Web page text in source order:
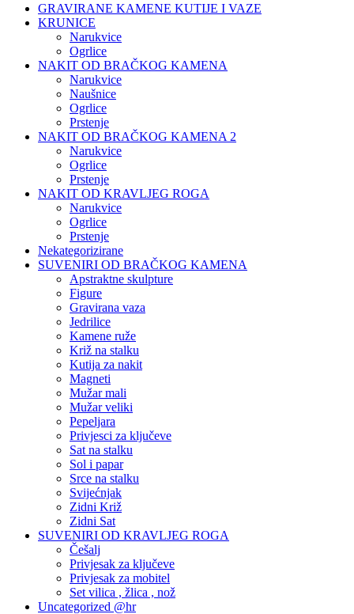
GRAVIRANE KAMENE KUTIJE I VAZE
KRUNICE
Narukvice
Ogrlice
NAKIT OD BRAČKOG KAMENA
Narukvice
Naušnice
Ogrlice
Prstenje
NAKIT OD BRAČKOG KAMENA 2
Narukvice
Ogrlice
Prstenje
NAKIT OD KRAVLJEG ROGA
Narukvice
Ogrlice
Prstenje
Nekategorizirane
SUVENIRI OD BRAČKOG KAMENA
Apstraktne skulpture
Figure
Gravirana vaza
Jedrilice
Kamene ruže
Križ na stalku
Kutija za nakit
Magneti
Mužar mali
Mužar veliki
Pepeljara
Privjesci za ključeve
Sat na stalku
Sol i papar
Srce na stalku
Svijećnjak
Zidni Križ
Zidni Sat
SUVENIRI OD KRAVLJEG ROGA
Češalj
Privjesak za ključeve
Privjesak za mobitel
Set vilica , žlica , nož
Uncategorized @hr